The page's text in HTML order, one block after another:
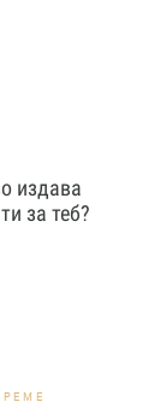
издава
за теб?